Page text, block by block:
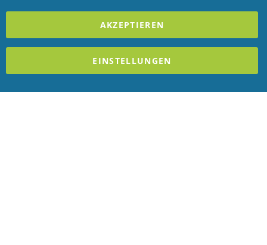
AKZEPTIEREN
EINSTELLUNGEN